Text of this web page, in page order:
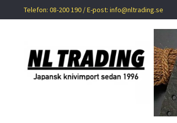
Telefon: 08-200 190 / E-post: info@nltrading.se